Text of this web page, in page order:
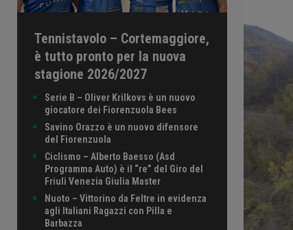
Tennistavolo – Cortemaggiore,
è tutto pronto per la nuova
stagione 2026/2027
Serie B – Oliver Krilkovs è un nuovo
giocatore dei Fiorenzuola Bees
Savino Orazzo è un nuovo difensore
del Fiorenzuola
Ciclismo – Alberto Baesso (Asd
Programma Auto) è il “re” del Giro del
Friuli Venezia Giulia Master
Nuoto – Vittorino da Feltre in evidenza
agli Italiani Ragazzi con Pilla e
Barbazza